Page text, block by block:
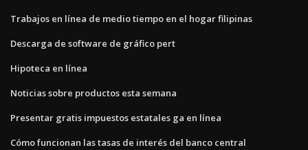
Trabajos en línea de medio tiempo en el hogar filipinas
Descarga de software de gráfico pert
Hipoteca en línea
Noticias sobre productos esta semana
Presentar gratis impuestos estatales ga en línea
Cómo funcionan las tasas de interés del banco central